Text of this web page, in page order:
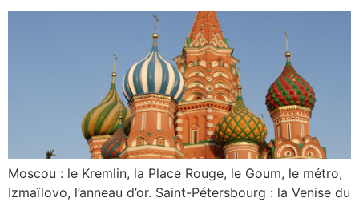
Moscou : le Kremlin, la Place Rouge, le Goum, le métro,
Izmaïlovo, l’anneau d’or. Saint-Pétersbourg : la Venise du